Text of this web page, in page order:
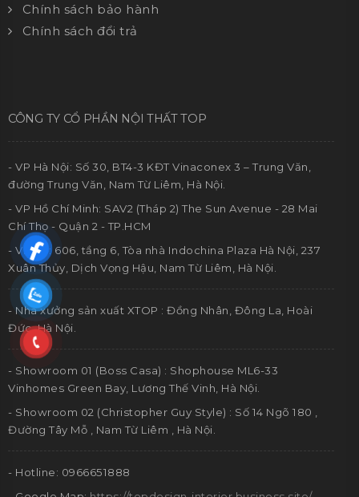
Chính sách bảo hành
Chính sách đổi trả
CÔNG TY CỔ PHẦN NỘI THẤT TOP
- VP Hà Nội: Số 30, BT4-3 KĐT Vinaconex 3 – Trung Văn,
đường Trung Văn, Nam Từ Liêm, Hà Nội.
- VP Hồ Chí Minh: SAV2 (Tháp 2) The Sun Avenue - 28 Mai
Chí Thọ - Quận 2 - TP.HCM
- VPDD: 606, tầng 6, Tòa nhà Indochina Plaza Hà Nội, 237
Xuân Thủy, Dịch Vọng Hậu, Nam Từ Liêm, Hà Nội.
- Nhà xưởng sản xuất XTOP : Đồng Nhân, Đông La, Hoài
Đức, Hà Nội.
- Showroom 01 (Boss Casa) : Shophouse ML6-33
Vinhomes Green Bay, Lương Thế Vinh, Hà Nội.
- Showroom 02 (Christopher Guy Style) : Số 14 Ngõ 180 ,
Đường Tây Mỗ , Nam Từ Liêm , Hà Nội.
- Hotline: 0966651888